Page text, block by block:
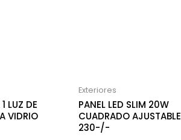
LUZ DE
VIDRIO
Exteriores
PANEL LED SLIM 20W
CUADRADO AJUSTABLE
230-/-